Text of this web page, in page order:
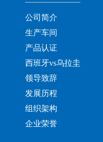
公司简介
生产车间
产品认证
西班牙vs乌拉圭
领导致辞
发展历程
组织架构
企业荣誉